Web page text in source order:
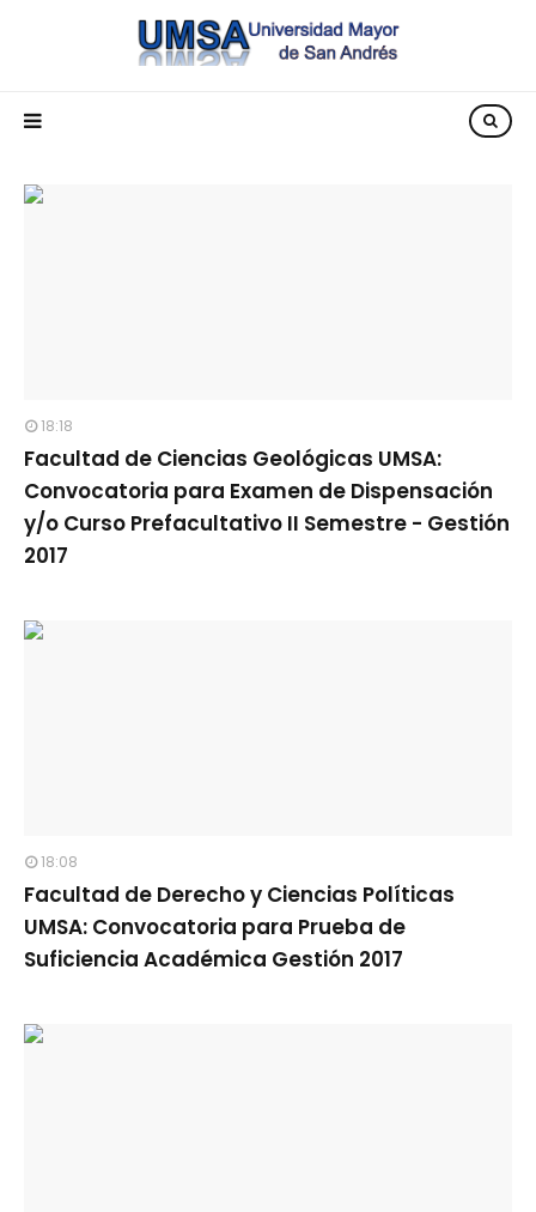
18:18
Facultad de Ciencias Geológicas UMSA:
Convocatoria para Examen de Dispensación
y/o Curso Prefacultativo II Semestre - Gestión
2017
18:08
Facultad de Derecho y Ciencias Políticas
UMSA: Convocatoria para Prueba de
Suficiencia Académica Gestión 2017